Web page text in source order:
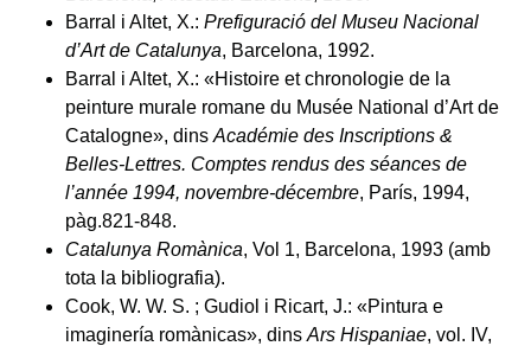
Barral i Altet, X.: Prefiguració del Museu Nacional
d’Art de Catalunya, Barcelona, 1992.
Barral i Altet, X.: «Histoire et chronologie de la
peinture murale romane du Musée National d’Art de
Catalogne», dins Académie des Inscriptions &
Belles-Lettres. Comptes rendus des séances de
l’année 1994, novembre-décembre, París, 1994,
pàg.821-848.
Catalunya Romànica, Vol 1, Barcelona, 1993 (amb
tota la bibliografia).
Cook, W. W. S. ; Gudiol i Ricart, J.: «Pintura e
imaginería romànicas», dins Ars Hispaniae, vol. IV,